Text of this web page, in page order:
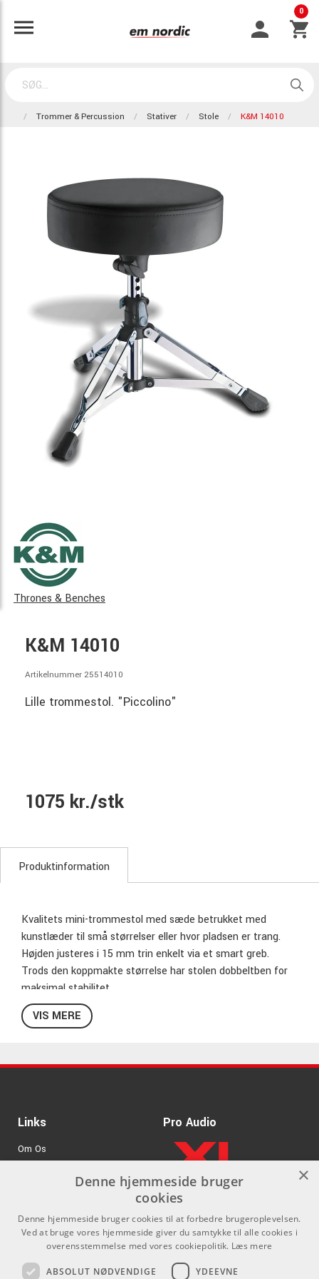
0
Trommer & Percussion Stativer Stole K&M 14010
Thrones & Benches
K&M 14010
Artikelnummer 25514010
Lille trommestol. "Piccolino"
1075 kr./stk
Produktinformation
Kvalitets mini-trommestol med sæde betrukket med
kunstlæder til små størrelser eller hvor pladsen er trang.
Højden justeres i 15 mm trin enkelt via et smart greb.
Trods den koppmakte størrelse har stolen dobbeltben for
maksimal stabilitet.
Sædediameter: 300 mm
Vægt: 2,6 kg
VIS MERE
Links
Om Os
GDPR & Cookies
Pro Audio
.
Kontakt Sociale medier
×
Denne hjemmeside bruger
cookies
Denne hjemmeside bruger cookies til at forbedre brugeroplevelsen.
Ved at bruge vores hjemmeside giver du samtykke til alle cookies i
overensstemmelse med vores cookiepolitik. Læs mere
ABSOLUT NØDVENDIGE YDEEVNE